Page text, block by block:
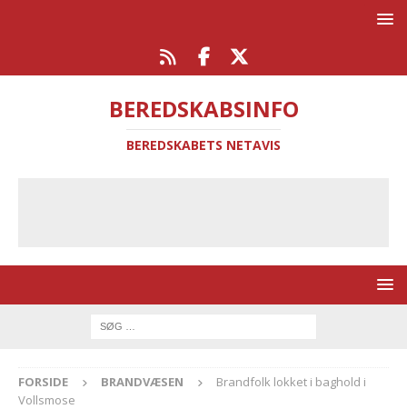
BEREDSKABSINFO
BEREDSKABETS NETAVIS
FORSIDE BRANDVÆSEN
Brandfolk lokket i baghold i
Vollsmose